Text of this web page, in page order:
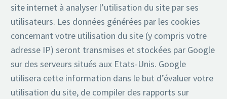
site internet à analyser l’utilisation du site par ses
utilisateurs. Les données générées par les cookies
concernant votre utilisation du site (y compris votre
adresse IP) seront transmises et stockées par Google
sur des serveurs situés aux Etats-Unis. Google
utilisera cette information dans le but d’évaluer votre
utilisation du site, de compiler des rapports sur